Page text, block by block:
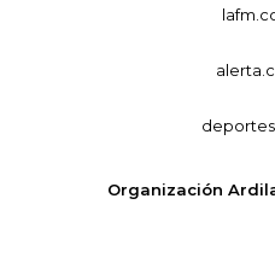
Organización